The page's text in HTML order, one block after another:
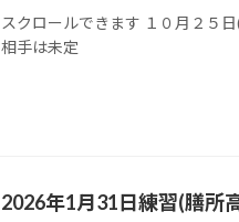
スクロールできます １０月２
相手は未定
2026年1月31日練習(膳所